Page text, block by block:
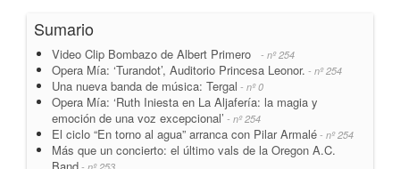
Sumario
Video Clip Bombazo de Albert Primero - nº 254
Opera Mía: ‘Turandot’, Auditorio Princesa Leonor. - nº 254
Una nueva banda de música: Tergal - nº 0
Opera Mía: ‘Ruth Iniesta en La Aljafería: la magia y
emoción de una voz excepcional’ - nº 254
El ciclo “En torno al agua” arranca con Pilar Armalé - nº 254
Más que un concierto: el último vals de la Oregon A.C.